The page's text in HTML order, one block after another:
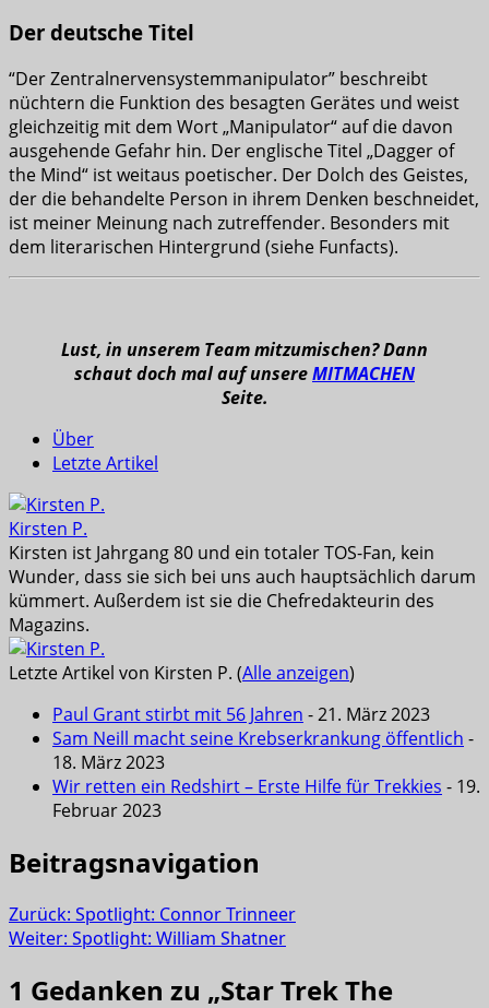
Der deutsche Titel
“Der Zentralnervensystemmanipulator” beschreibt
nüchtern die Funktion des besagten Gerätes und weist
gleichzeitig mit dem Wort „Manipulator“ auf die davon
ausgehende Gefahr hin. Der englische Titel „Dagger of
the Mind“ ist weitaus poetischer. Der Dolch des Geistes,
der die behandelte Person in ihrem Denken beschneidet,
ist meiner Meinung nach zutreffender. Besonders mit
dem literarischen Hintergrund (siehe Funfacts).
Lust, in unserem Team mitzumischen? Dann
schaut doch mal auf unsereMITMACHEN
Seite.
Über
Letzte Artikel
Kirsten P.
Kirsten ist Jahrgang 80 und ein totaler TOS-Fan, kein
Wunder, dass sie sich bei uns auch hauptsächlich darum
kümmert. Außerdem ist sie die Chefredakteurin des
Magazins.
Letzte Artikel von Kirsten P. (Alle anzeigen)
Paul Grant stirbt mit 56 Jahren - 21. März 2023
Sam Neill macht seine Krebserkrankung öffentlich -
18. März 2023
Wir retten ein Redshirt – Erste Hilfe für Trekkies - 19.
Februar 2023
Beitragsnavigation
Zurück: Spotlight: Connor Trinneer
Weiter: Spotlight: William Shatner
1 Gedanken zu „Star Trek The